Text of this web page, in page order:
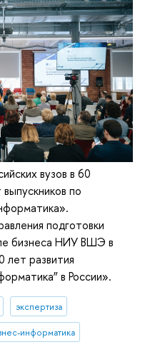
вузов в 60
по
подготовки
бизнеса НИУ ВШЭ в
лет развития
в России».
экспертиза
информатика